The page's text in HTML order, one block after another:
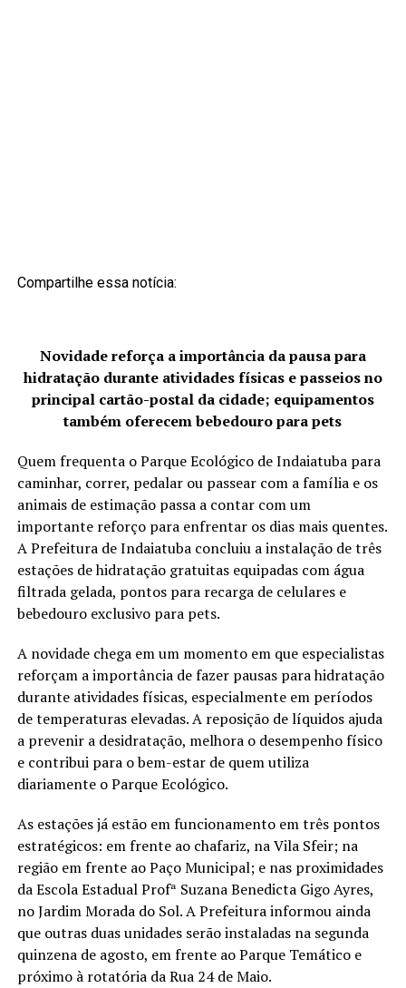
Compartilhe essa notícia:
Novidade reforça a importância da pausa para
hidratação durante atividades físicas e passeios no
principal cartão-postal da cidade; equipamentos
também oferecem bebedouro para pets
Quem frequenta o Parque Ecológico de Indaiatuba para
caminhar, correr, pedalar ou passear com a família e os
animais de estimação passa a contar com um
importante reforço para enfrentar os dias mais quentes.
A Prefeitura de Indaiatuba concluiu a instalação de três
estações de hidratação gratuitas equipadas com água
filtrada gelada, pontos para recarga de celulares e
bebedouro exclusivo para pets.
A novidade chega em um momento em que especialistas
reforçam a importância de fazer pausas para hidratação
durante atividades físicas, especialmente em períodos
de temperaturas elevadas. A reposição de líquidos ajuda
a prevenir a desidratação, melhora o desempenho físico
e contribui para o bem-estar de quem utiliza
diariamente o Parque Ecológico.
As estações já estão em funcionamento em três pontos
estratégicos: em frente ao chafariz, na Vila Sfeir; na
região em frente ao Paço Municipal; e nas proximidades
da Escola Estadual Profª Suzana Benedicta Gigo Ayres,
no Jardim Morada do Sol. A Prefeitura informou ainda
que outras duas unidades serão instaladas na segunda
quinzena de agosto, em frente ao Parque Temático e
próximo à rotatória da Rua 24 de Maio.